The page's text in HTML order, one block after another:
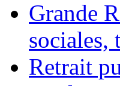
Grande
sociales,
Retrait